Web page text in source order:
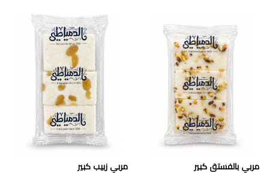
مربي بالفستق كبير مربي زبيب كبير